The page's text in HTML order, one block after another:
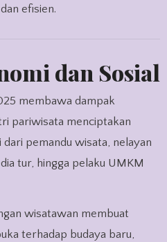
efisien.
dan Sosial
membawa dampak
pariwisata menciptakan
pemandu wisata, nelayan
tur, hingga pelaku UMKM
wisatawan membuat
terhadap budaya baru,